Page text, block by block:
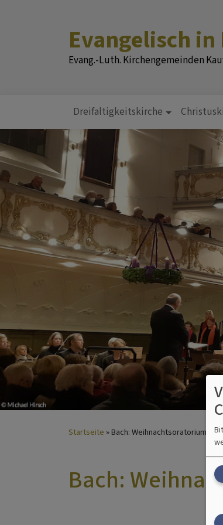
Evangelisch
Evang.-Luth. Kirchengemeinden
Hauptnavigation
Dreifaltigkeitskirche
Startseite Bach: Weihnachtsoratorium |
Bach: